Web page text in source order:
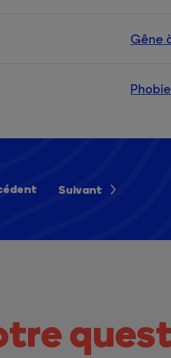
Gêne
Phobie
Suivant